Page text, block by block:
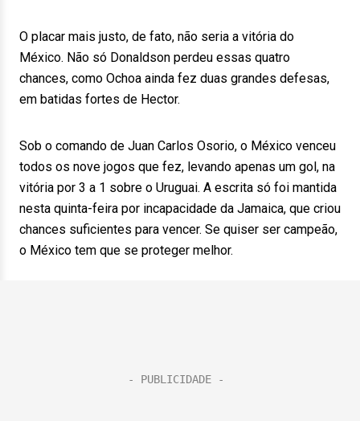
O placar mais justo, de fato, não seria a vitória do
México. Não só Donaldson perdeu essas quatro
chances, como Ochoa ainda fez duas grandes defesas,
em batidas fortes de Hector.
Sob o comando de Juan Carlos Osorio, o México venceu
todos os nove jogos que fez, levando apenas um gol, na
vitória por 3 a 1 sobre o Uruguai. A escrita só foi mantida
nesta quinta-feira por incapacidade da Jamaica, que criou
chances suficientes para vencer. Se quiser ser campeão,
o México tem que se proteger melhor.